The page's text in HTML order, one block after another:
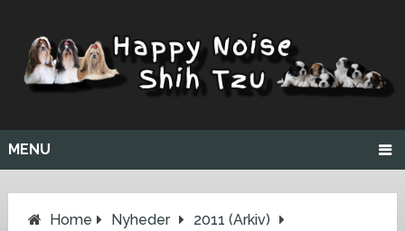
MENU
Home Nyheder
2011 (arkiv)